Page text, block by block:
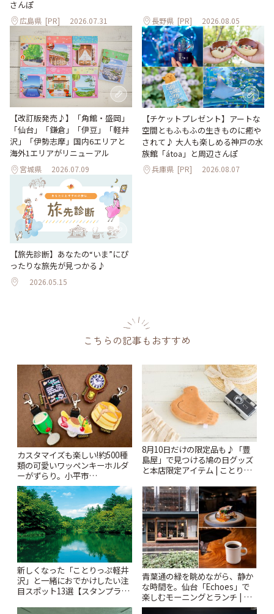
さんぽ
広島県 [PR] 2026.07.31 長野県 [PR] 2026.08.05
【改訂版発売♪】「角館・盛岡」
「仙台」「鎌倉」「伊豆」「軽井
沢」「伊勢志摩」国内6エリアと
海外1エリアがリニューアル
宮城県 2026.07.09
【チケットプレゼント】アートな
空間ともふもふの生きものに癒や
されて♪ 大人も楽しめる神戸の水
族館「átoa」と周辺さんぽ
兵庫県 [PR] 2026.08.07
【旅先診断】あなたの“いま”にぴ
ったりな旅先が見つかる♪
2026.05.15
こちらの記事もおすすめ
カスタマイズも楽しい!約500種
類の可愛いワッペンキーホルダ
ーがずらり。小平市
「Kimamaya T&K」 | ことりっ
ぷ
8月10日だけの限定品も♪「豊
島屋」で見つける鳩の日グッズ
と本店限定アイテム | ことりっ
新しくなった「ことりっぷ軽井
沢」と一緒におでかけしたい注
目スポット13選【スタンプラリ
青葉通の緑を眺めながら、静か
な時間を。仙台「Echoes」で
楽しむモーニングとランチ | こ
とりっぷ